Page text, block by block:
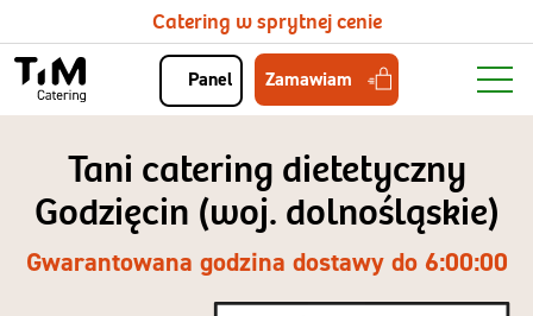
Catering w sprytnej cenie
Panel Zamawiam
Tani catering dietetyczny
Godzięcin (woj. dolnośląskie)
Gwarantowana godzina dostawy do 6:00:00